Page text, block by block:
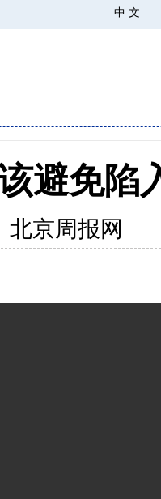
中 文
避免陷
北京周报网